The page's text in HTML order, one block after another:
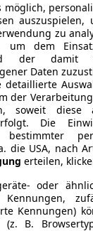
möglich,
zu
um dem
der damit
Daten
detaillierte
der
soweit diese
Die
bestimmter
die USA, nach
erteilen,
oder
Kennungen,
Kennungen)
(z. B.